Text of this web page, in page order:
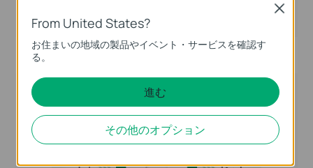
From United States?
お住まいの地域の製品やイベント・サービスを確認す
る。
進む
その他のオプション
Close